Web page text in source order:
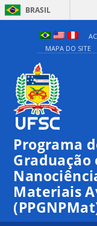
BRASIL
MAPA DO SITE
Programa
Graduação
Materiais